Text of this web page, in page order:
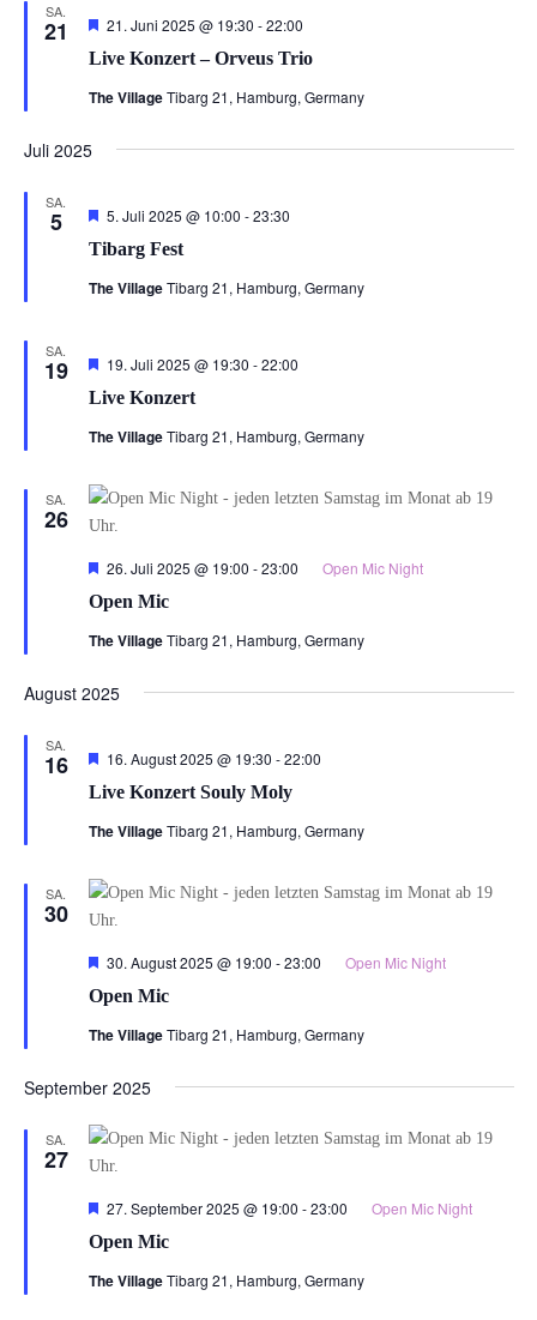
SA.
21
Live Konzert – Orveus Trio
Hervorgehoben
21. Juni 2025 @ 19:30 -22:00
The VillageTibarg 21, Hamburg, Germany
Juli 2025
SA.
5
Tibarg Fest
Hervorgehoben
5. Juli 2025 @ 10:00 -23:30
The VillageTibarg 21, Hamburg, Germany
SA.
19
Live Konzert
Hervorgehoben
19. Juli 2025 @ 19:30 -22:00
The VillageTibarg 21, Hamburg, Germany
SA.
26
Open Mic
Hervorgehoben
26. Juli 2025 @ 19:00 -23:00 Open Mic Night
The VillageTibarg 21, Hamburg, Germany
August 2025
SA.
16
Live Konzert Souly Moly
Hervorgehoben
16. August 2025 @ 19:30 -22:00
The VillageTibarg 21, Hamburg, Germany
SA.
30
Open Mic
Hervorgehoben
30. August 2025 @ 19:00 -23:00 Open Mic Night
The VillageTibarg 21, Hamburg, Germany
September 2025
SA.
27
Open Mic
Hervorgehoben
27. September 2025 @ 19:00 -23:00 Open Mic Night
The VillageTibarg 21, Hamburg, Germany